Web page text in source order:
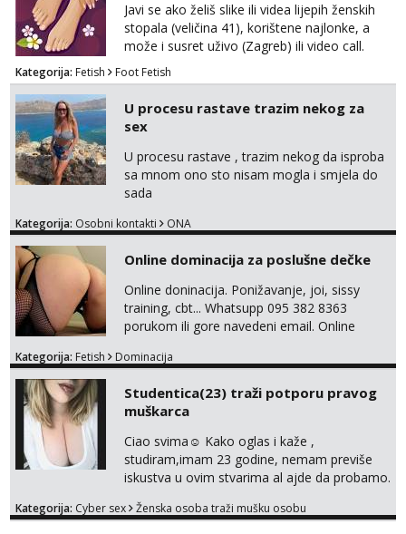
Javi se ako želiš slike ili videa lijepih ženskih
stopala (veličina 41), korištene najlonke, a
može i susret uživo (Zagreb) ili video call.
Mlada sam, lijepa i obrazovana te spremna za
dogovore i ispunjavanje želja. Molim samo
ozbiljni, spremni na dugoročnu suradnju i koji
mogu adekvatno platiti ono što nudim. :)
Također me zanima i findom Javite se sa
svojim željama i ponudama.
Kategorija: Fetish Foot Fetish
U procesu rastave trazim nekog za
sex
U procesu rastave , trazim nekog da isproba
sa mnom ono sto nisam mogla i smjela do
sada
Kategorija: Osobni kontakti ONA
Online dominacija za poslušne dečke
Online doninacija. Ponižavanje, joi, sissy
training, cbt... Whatsupp 095 382 8363
porukom ili gore navedeni email. Online
uživo nakon mjesečnog druženja . Čekam te
znali reći da im netko šalje moje fotke/videa
ili ima slične oglase s mojim slikama. Moj
oglas za dominaciju je isključvo ov...
Kategorija: Fetish Dominacija
Studentica(23) traži potporu pravog
muškarca
Ciao svima☺️ Kako oglas i kaže ,
studiram,imam 23 godine, nemam previše
iskustva u ovim stvarima al ajde da probamo.
poslije kada se bolje znamo i videopoziv i
Kategorija: Cyber sex Ženska osoba traži mušku osobu